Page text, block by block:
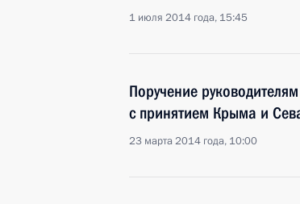
1 июля 2014 года, 15:45
Поручение
с принятием Крыма и
23 марта 2014 года, 10:00